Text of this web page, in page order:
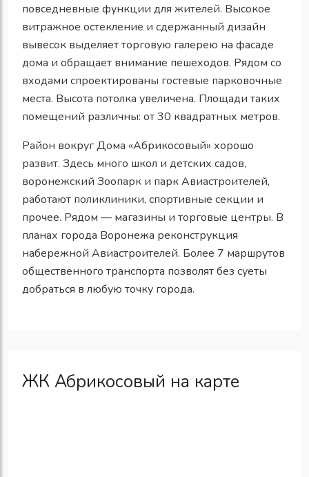
повседневные функции для жителей. Высокое
витражное остекление и сдержанный дизайн
вывесок выделяет торговую галерею на фасаде
дома и обращает внимание пешеходов. Рядом со
входами спроектированы гостевые парковочные
места. Высота потолка увеличена. Площади таких
помещений различны: от 30 квадратных метров.
Район вокруг Дома «Абрикосовый» хорошо
развит. Здесь много школ и детских садов,
воронежский Зоопарк и парк Авиастроителей,
работают поликлиники, спортивные секции и
прочее. Рядом — магазины и торговые центры. В
планах города Воронежа реконструкция
набережной Авиастроителей. Более 7 маршрутов
общественного транспорта позволят без суеты
добраться в любую точку города.
ЖК Абрикосовый на карте